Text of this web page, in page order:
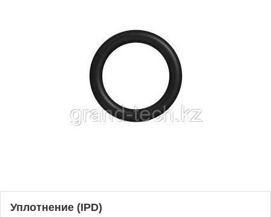
Уплотнение (IPD)